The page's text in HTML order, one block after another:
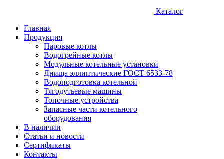
Каталог
Главная
Продукция
Паровые котлы
Водогрейные котлы
Модульные котельные установки
Днища эллиптические ГОСТ 6533-78
Водоподготовка котельной
Тягодутьевые машины
Топочные устройства
Запасные части котельного
оборудования
В наличии
Статьи и новости
Сертификаты
Контакты